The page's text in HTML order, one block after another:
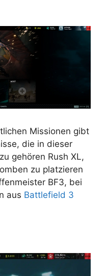
Missionen gibt
die in dieser
gehören Rush XL,
zu platzieren
BF3, bei
aus Battlefield 3